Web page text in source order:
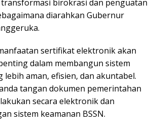
birokrasi dan penguatan
diarahkan Gubernur
sertifikat elektronik akan
dalam membangun sistem
lebih aman, efisien, dan akuntabel.
tangan dokumen pemerintahan
secara elektronik dan
sistem keamanan BSSN.